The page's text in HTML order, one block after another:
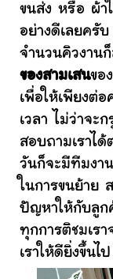
ขนส่ง หรือ ผ้า
อย่างดีเลยครับ
จำนวนคิวงาน
ของสามเสนขอ
เพื่อให้เพียงต่
เวลา ไม่ว่าจะ
สอบถามเราไ
วันก็จะมีทีมงา
ในการขนย้าย
ปัญหาให้กับลูก
ทุกการติชมเรา
เราให้ดียิ่งขึ้นไป